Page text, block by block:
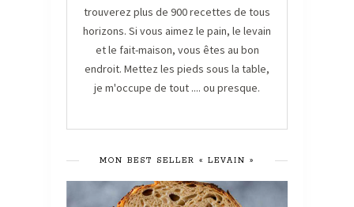
trouverez plus de 900 recettes de tous
horizons. Si vous aimez le pain, le levain
et le fait-maison, vous êtes au bon
endroit. Mettez les pieds sous la table,
je m'occupe de tout .... ou presque.
MON BEST SELLER « LEVAIN »